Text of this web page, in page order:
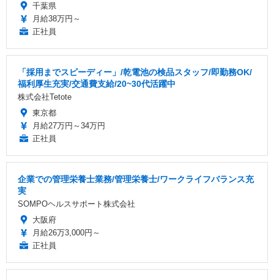
千葉県
月給38万円～
正社員
「採用までスピーディー」/乾電池の検品スタッフ/即勤務OK/
福利厚生充実/交通費支給/20~30代活躍中
株式会社Tetote
東京都
月給27万円～34万円
正社員
企業での管理栄養士業務/管理栄養士/ワークライフバランス充
実
SOMPOヘルスサポート株式会社
大阪府
月給26万3,000円～
正社員